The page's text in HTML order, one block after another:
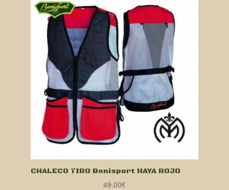
CHALECO TIRO Benisport HAYA ROJO
49,00€